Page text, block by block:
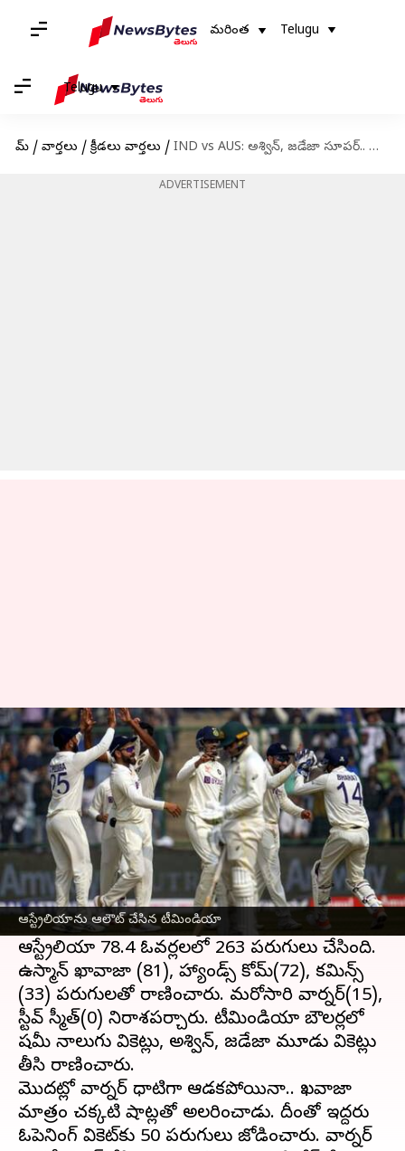
మరింత Telugu
Telugu
హోమ్ / వార్తలు / క్రీడలు వార్తలు / IND vs AUS: అశ్విన్, జడేజా సూపర్.. ఆస్ట్రేలియా ఆలౌట్
ADVERTISEMENT
ఆస్ట్రేలియాను ఆలౌట్ చేసిన టీమిండియా
IND vs AUS: అశ్విన్, జడేజా
సూపర్.. ఆస్ట్రేలియా ఆలౌట్
వ్రాసిన వారు Jayachandra Akuri Feb 17, 2023 05:50 pm
ఈ వార్తాకథనం ఏంటి
ఢిల్లీలోనిఅరుణ్ జైట్లీ స్టేడీయంవేదికగా జరుగుతున్న
రెండో టెస్టులో మొదటి ఇన్నింగ్స్‌లో ఆస్ట్రేలియా
ఆలౌటైంది. టాస్ గెలిచి బ్యాటింగ్ ఎంచుకున్న
ఆస్ట్రేలియా 78.4 ఓవర్లలలో 263 పరుగులు చేసింది.
ఉస్మాన్ ఖావాజా (81), హ్యాండ్స్ కోమ్(72), కమిన్స్
(33) పరుగులతో రాణించారు. మరోసారి వార్నర్(15),
స్టీవ్ స్మీత్(0) నిరాశపర్చారు. టీమిండియా బౌలర్లలో
షమీ నాలుగు వికెట్లు, అశ్విన్, జడేజా మూడు వికెట్లు
తీసి రాణించారు.
మొదట్లో వార్నర్ ధాటిగా ఆడకపోయినా.. ఖవాజా
మాత్రం చక్కటి షాట్లతో అలరించాడు. దీంతో ఇద్దరు
ఓపెనింగ్ వికెట్‌కు 50 పరుగులు జోడించారు. వార్నర్